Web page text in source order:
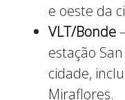
e oeste da
VLT/Bonde
estação
cidade,
Miraflores.